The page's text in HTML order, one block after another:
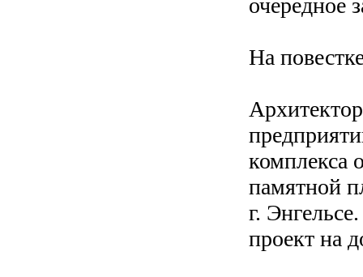
очередное
На
комплекса
памятной
г.
проект на